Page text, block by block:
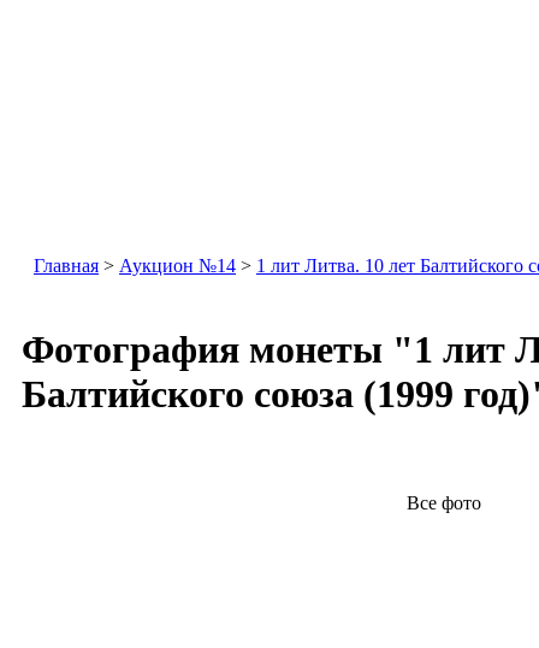
Главная > Аукцион №14 > 1 лит Литва. 10 лет Балтийского
Фотография монеты "1 лит
Балтийского союза (1999
Все фото